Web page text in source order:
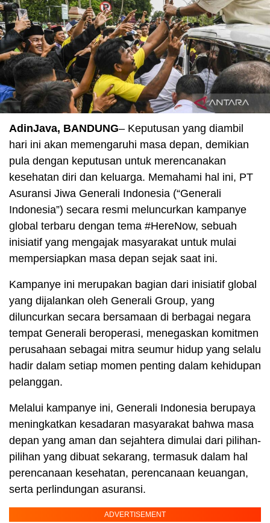
AdinJava, BANDUNG– Keputusan yang diambil
hari ini akan memengaruhi masa depan, demikian
pula dengan keputusan untuk merencanakan
kesehatan diri dan keluarga. Memahami hal ini, PT
Asuransi Jiwa Generali Indonesia (“Generali
Indonesia”) secara resmi meluncurkan kampanye
global terbaru dengan tema #HereNow, sebuah
inisiatif yang mengajak masyarakat untuk mulai
mempersiapkan masa depan sejak saat ini.
Kampanye ini merupakan bagian dari inisiatif global
yang dijalankan oleh Generali Group, yang
diluncurkan secara bersamaan di berbagai negara
tempat Generali beroperasi, menegaskan komitmen
perusahaan sebagai mitra seumur hidup yang selalu
hadir dalam setiap momen penting dalam kehidupan
pelanggan.
Melalui kampanye ini, Generali Indonesia berupaya
meningkatkan kesadaran masyarakat bahwa masa
depan yang aman dan sejahtera dimulai dari pilihan-
pilihan yang dibuat sekarang, termasuk dalam hal
perencanaan kesehatan, perencanaan keuangan,
serta perlindungan asuransi.
ADVERTISEMENT